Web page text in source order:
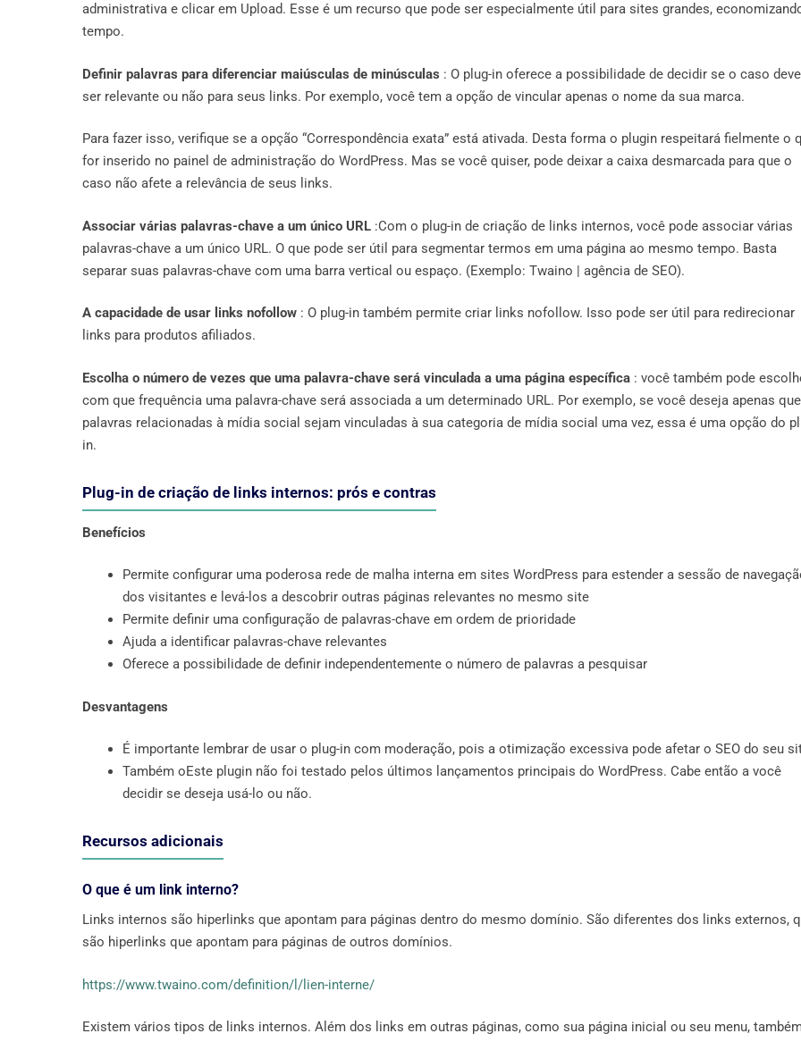
administrativa e clicar em Upload. Esse é um recurso que pode ser especialmente útil para sites grandes,
tempo.
Definir palavras para diferenciar maiúsculas de minúsculas : O plug-in oferece a possibilidade de decidir se o caso deve
ser relevante ou não para seus links. Por exemplo, você tem a opção de vincular apenas o nome da sua marca.
Para fazer isso, verifique se a opção “Correspondência exata” está ativada. Desta forma o plugin respeitará fielmente o
for inserido no painel de administração do WordPress. Mas se você quiser, pode deixar a caixa desmarcada para que o
caso não afete a relevância de seus links.
Associar várias palavras-chave a um único URL :Com o plug-in de criação de links internos, você pode associar várias
palavras-chave a um único URL. O que pode ser útil para segmentar termos em uma página ao mesmo tempo. Basta
separar suas palavras-chave com uma barra vertical ou espaço. (Exemplo: Twaino | agência de SEO).
A capacidade de usar links nofollow : O plug-in também permite criar links nofollow. Isso pode ser útil para redirecionar
links para produtos afiliados.
Escolha o número de vezes que uma palavra-chave será vinculada a uma página específica : você também pode
com que frequência uma palavra-chave será associada a um determinado URL. Por exemplo, se você deseja apenas
palavras relacionadas à mídia social sejam vinculadas à sua categoria de mídia social uma vez, essa é uma opção do
in.
Plug-in de criação de links internos: prós e contras
Benefícios
Permite configurar uma poderosa rede de malha interna em sites WordPress para estender a sessão de
dos visitantes e levá-los a descobrir outras páginas relevantes no mesmo site
Permite definir uma configuração de palavras-chave em ordem de prioridade
Ajuda a identificar palavras-chave relevantes
Oferece a possibilidade de definir independentemente o número de palavras a pesquisar
Desvantagens
É importante lembrar de usar o plug-in com moderação, pois a otimização excessiva pode afetar o SEO do seu
Também oEste plugin não foi testado pelos últimos lançamentos principais do WordPress. Cabe então a você
decidir se deseja usá-lo ou não.
Recursos adicionais
O que é um link interno?
Links internos são hiperlinks que apontam para páginas dentro do mesmo domínio. São diferentes dos links externos,
são hiperlinks que apontam para páginas de outros domínios.
https://www.twaino.com/definition/l/lien-interne/
Existem vários tipos de links internos. Além dos links em outras páginas, como sua página inicial ou seu menu,